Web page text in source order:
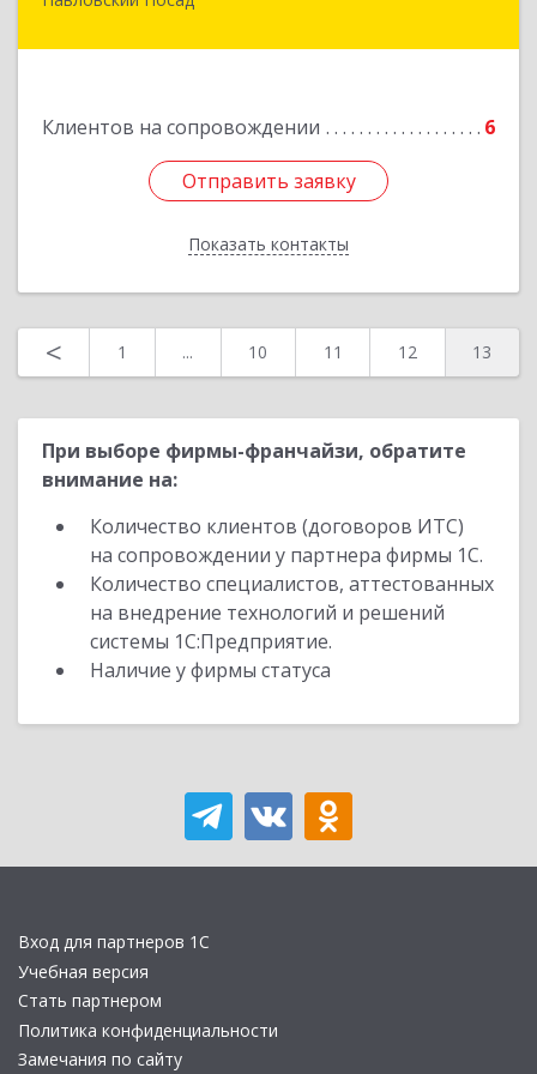
Клиентов на сопровождении 6
Отправить заявку
Показать контакты
Отправить заявку
Назад
< 1 ... 10 11 12 13
При выборе фирмы-франчайзи, обратите
внимание на:
Количество клиентов (договоров ИТС)
на сопровождении у партнера фирмы 1С.
Количество специалистов, аттестованных
на внедрение технологий и решений
системы 1С:Предприятие.
Наличие у фирмы статуса
Вход для партнеров 1С
Учебная версия
Стать партнером
Политика конфиденциальности
Замечания по сайту